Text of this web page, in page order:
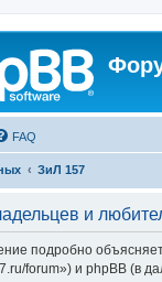
FAQ
ЗиЛ 157
и
подробно
forum») и phpBB (в